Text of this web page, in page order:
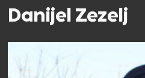
Danijel Zezelj